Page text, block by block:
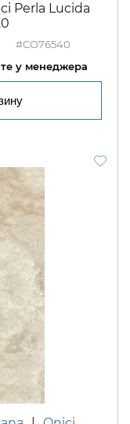
Perla Lucida
#CO76540